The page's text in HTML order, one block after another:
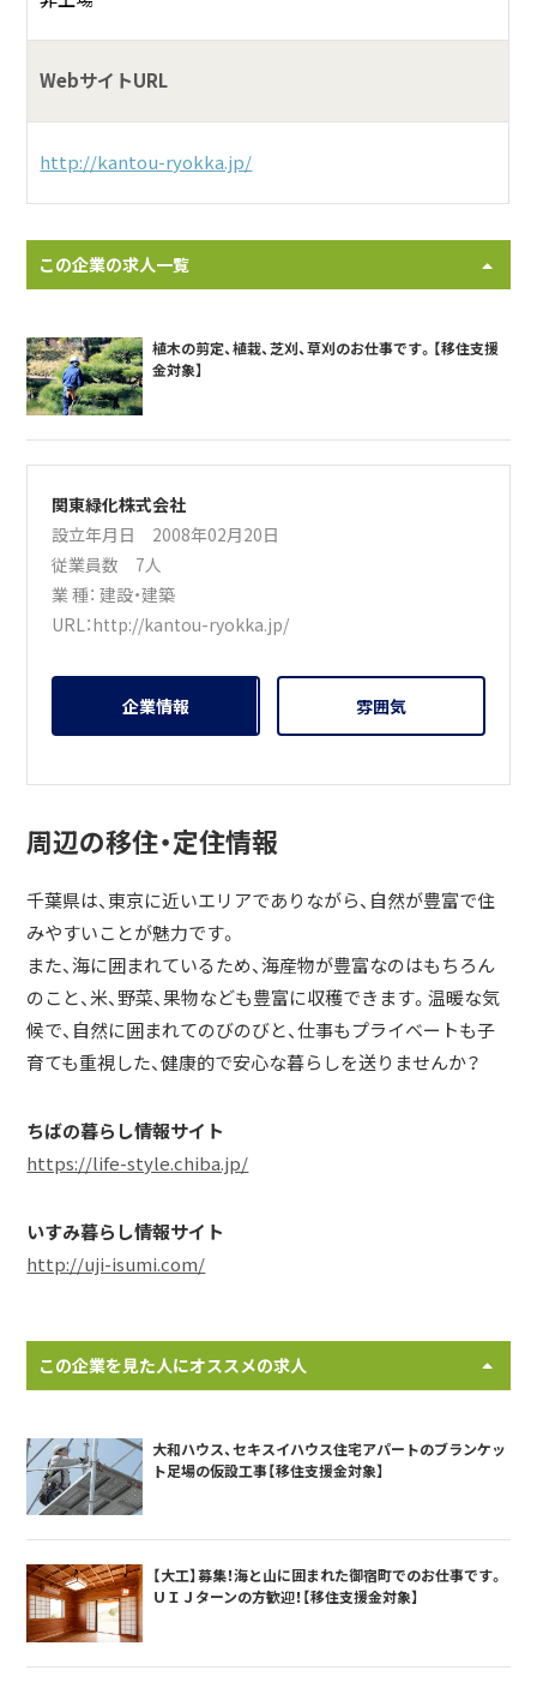
WebサイトURL
http://kantou-ryokka.jp/
この企業の求人一覧
植木の剪定、植栽、芝刈、草刈のお仕事です。【移住支援
金対象】
関東緑化株式会社
設立年月日 2008年02月20日
従業員数 7人
業 種：建設・建築
URL：http://kantou-ryokka.jp/
企業情報 雰囲気
周辺の移住・定住情報
千葉県は、東京に近いエリアでありながら、自然が豊富で住
みやすいことが魅力です。
また、海に囲まれているため、海産物が豊富なのはもちろん
のこと、米、野菜、果物なども豊富に収穫できます。温暖な気
候で、自然に囲まれてのびのびと、仕事もプライベートも子
育ても重視した、健康的で安心な暮らしを送りませんか？
ちばの暮らし情報サイト
https://life-style.chiba.jp/
いすみ暮らし情報サイト
http://uji-isumi.com/
この企業を見た人にオススメの求人
大和ハウス、セキスイハウス住宅アパートのブランケッ
ト足場の仮設工事【移住支援金対象】
【大工】募集！海と山に囲まれた御宿町でのお仕事です。
ＵＩＪターンの方歓迎！【移住支援金対象】